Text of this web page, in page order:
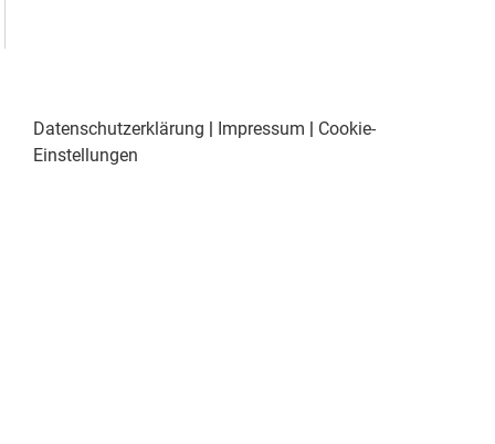
Datenschutzerklärung Impressum
Cookie-
Einstellungen